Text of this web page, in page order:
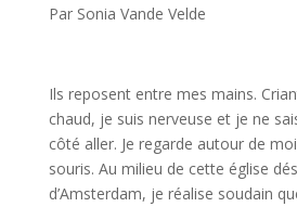
Par Sonia Vande Velde
Ils reposent entre mes mains.
chaud, je suis nerveuse et je ne
côté aller. Je regarde autour de
souris. Au milieu de cette église
d’Amsterdam, je réalise soudain